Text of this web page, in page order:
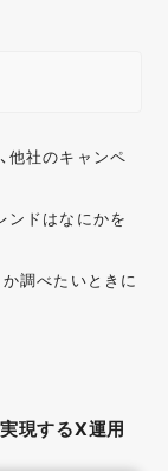
他社のキャンペ
ンドはなにかを
調べたいときに
現するX運用